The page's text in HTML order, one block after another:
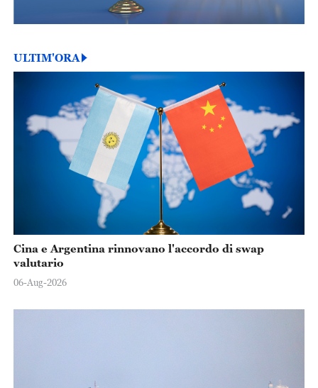
ULTIM'ORA
Cina e Argentina rinnovano l'accordo di swap
valutario
06-Aug-2026